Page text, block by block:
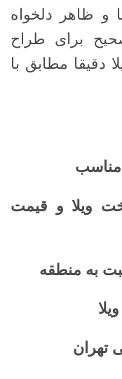
و ظاهر دلخواه
برای طراح
دقیقا مطابق با
مناسب
ویلا و قیمت
به منطقه
تهران